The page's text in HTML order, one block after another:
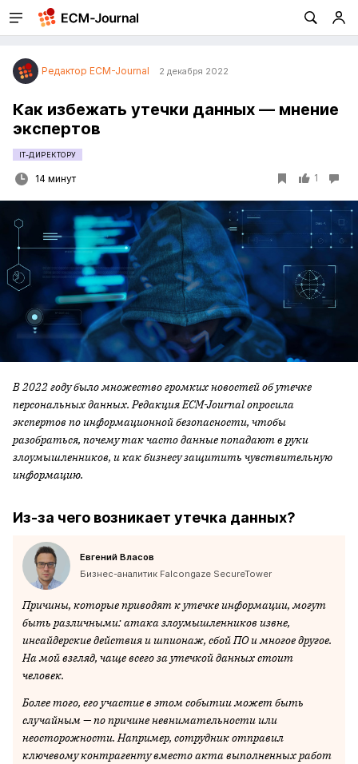
Редактор ECM-Journal 2 декабря 2022
Как избежать утечки данных — мнение
экспертов
IT-ДИРЕКТОРУ
14 минут 1
В 2022 году было множество громких новостей об утечке
персональных данных. Редакция ECM-Journal опросила
экспертов по информационной безопасности, чтобы
разобраться, почему так часто данные попадают в руки
злоумышленников, и как бизнесу защитить чувствительную
информацию.
Из-за чего возникает утечка данных?
Евгений Власов
Бизнес-аналитик Falcongaze SecureTower
Причины, которые приводят к утечке информации, могут
быть различными: атака злоумышленников извне,
инсайдерские действия и шпионаж, сбой ПО и многое другое.
На мой взгляд, чаще всего за утечкой данных стоит
человек.
Более того, его участие в этом событии может быть
случайным — по причине невнимательности или
неосторожности. Например, сотрудник отправил
ключевому контрагенту вместо акта выполненных работ